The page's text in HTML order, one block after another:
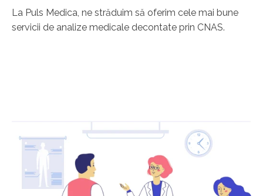
La Puls Medica, ne străduim să oferim cele mai bune
servicii de analize medicale decontate prin CNAS.